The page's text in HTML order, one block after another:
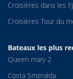
Croisières dans les
Croisières Tour du
Bateaux les plus
Queen mary 2
Costa Smeralda